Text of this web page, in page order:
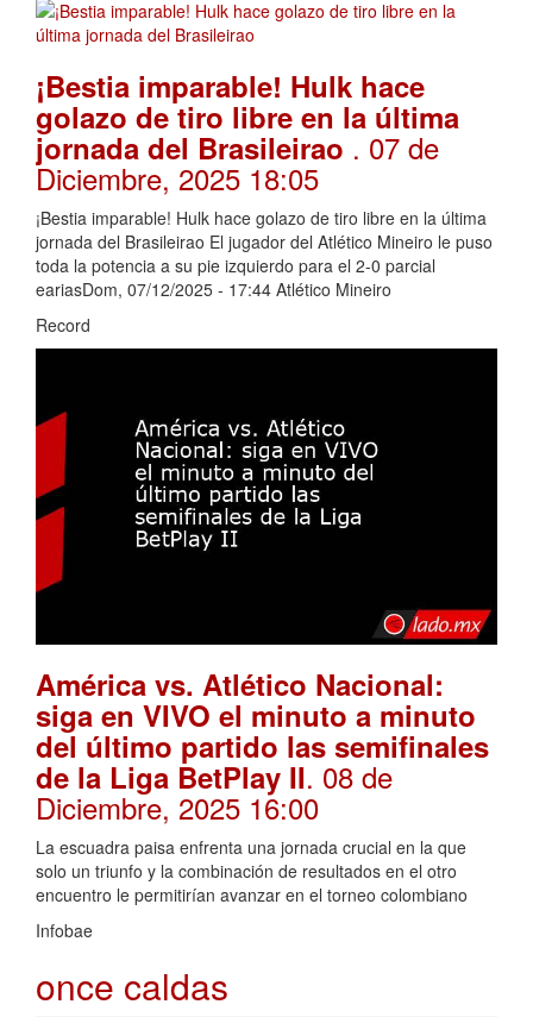
¡Bestia imparable! Hulk hace
golazo de tiro libre en la última
jornada del Brasileirao . 07 de
Diciembre, 2025 18:05
¡Bestia imparable! Hulk hace golazo de tiro libre en la última
jornada del Brasileirao El jugador del Atlético Mineiro le puso
toda la potencia a su pie izquierdo para el 2-0 parcial
eariasDom, 07/12/2025 - 17:44 Atlético Mineiro
Record
América vs. Atlético Nacional:
siga en VIVO el minuto a minuto
del último partido las semifinales
de la Liga BetPlay II. 08 de
Diciembre, 2025 16:00
La escuadra paisa enfrenta una jornada crucial en la que
solo un triunfo y la combinación de resultados en el otro
encuentro le permitirían avanzar en el torneo colombiano
Infobae
once caldas